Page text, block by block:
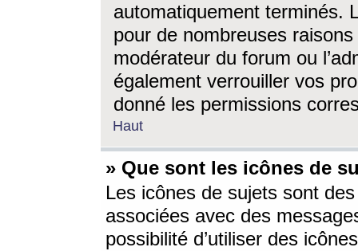
automatiquement terminés.
pour de nombreuses
modérateur du forum ou
également verrouiller vos
donné les permissions
Haut
» Que sont les icônes de
Les icônes de sujets sont
associées avec des
possibilité d’utiliser des